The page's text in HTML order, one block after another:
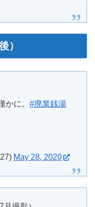
）
かに。 #廃業銭湯
May 28, 2020